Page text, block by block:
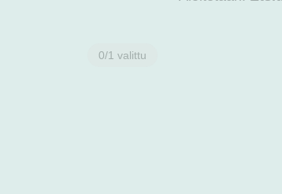
68mm nelikantti
Hollowtech II keskiölaakeri 68 (BSA)
nelikanttikeskiö
73/68mm